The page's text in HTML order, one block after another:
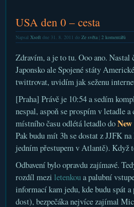
USA den 0 – cesta
Napsal Xsoftdne 31. 8. 2011 do Ze světa| 2 komentářů
Zdravím, a je to tu. Ooo ano. Nastal
Japonsko ale Spojené státy
twittrovat, uvidím jak seženu
[Praha] Právě je 10:54 a sedím
nespal, aspoň se prospím v letadle
místního času odlétá letadlo do
Pak budu mít 3h se dostat z JJFK
jedním přestupem v Atlantě). Když
Odbavení bylo opravdu zajímavé.
rozdíl mezi letenkoua palubní
informací kam jedu, kde budu spát
dost), bezpečáka nejvíce zajímal